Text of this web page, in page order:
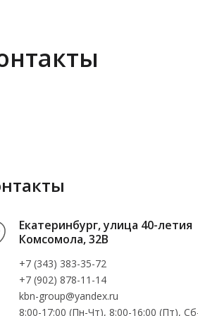
Екатеринбург, улица 40-летия
Комсомола, 32В
+7 (343) 383-35-72
+7 (902) 878-11-14
kbn-group@yandex.ru
8:00-17:00 (Пн-Чт), 8:00-16:00 (Пт),